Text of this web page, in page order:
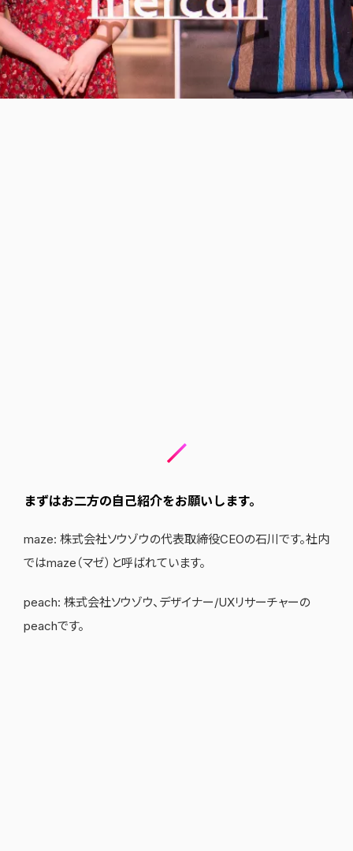
まずはお二方の自己紹介をお願いします。
maze: 株式会社ソウゾウの代表取締役CEOの石川です。社内
ではmaze（マゼ）と呼ばれています。
peach: 株式会社ソウゾウ、デザイナー/UXリサーチャーの
peachです。